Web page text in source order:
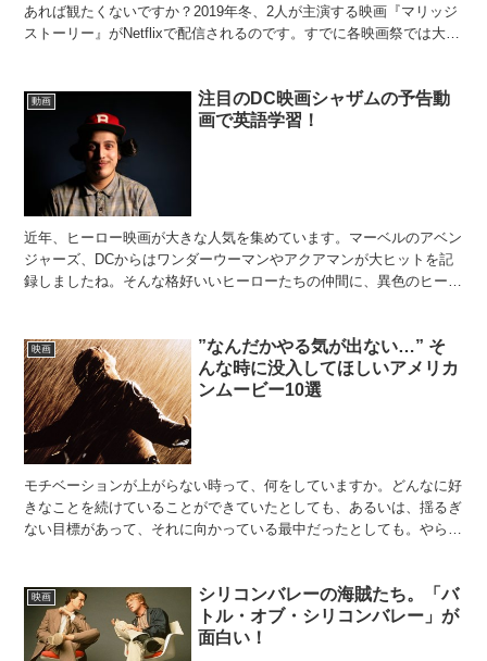
あれば観たくないですか？2019年冬、2人が主演する映画『マリッジ
ストーリー』がNetflixで配信されるのです。すでに各映画祭では大絶
動画
注目のDC映画シャザムの予告動
画で英語学習！
近年、ヒーロー映画が大きな人気を集めています。マーベルのアベン
ジャーズ、DCからはワンダーウーマンやアクアマンが大ヒットを記
録しましたね。そんな格好いいヒーローたちの仲間に、異色のヒーロ
映画
”なんだかやる気が出ない…” そ
んな時に没入してほしいアメリカ
ンムービー10選
モチベーションが上がらない時って、何をしていますか。どんなに好
きなことを続けていることができていたとしても、あるいは、揺るぎ
ない目標があって、それに向かっている最中だったとしても。やらな
映画
シリコンバレーの海賊たち。「バ
トル・オブ・シリコンバレー」が
面白い！